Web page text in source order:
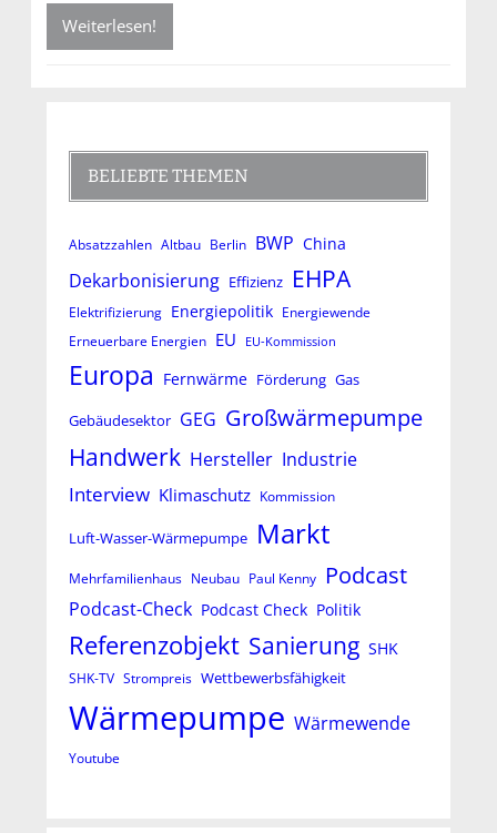
Weiterlesen!
BELIEBTE THEMEN
Absatzzahlen Altbau Berlin BWP China
Dekarbonisierung Effizienz EHPA
Elektrifizierung Energiepolitik Energiewende
Erneuerbare Energien EU EU-Kommission
Europa Fernwärme Förderung Gas
Gebäudesektor GEG Großwärmepumpe
Handwerk Hersteller Industrie
Interview Klimaschutz Kommission
Luft-Wasser-Wärmepumpe Markt
Mehrfamilienhaus Neubau Paul Kenny Podcast
Podcast-Check Podcast Check Politik
Referenzobjekt Sanierung SHK
SHK-TV Strompreis Wettbewerbsfähigkeit
Wärmepumpe Wärmewende
Youtube